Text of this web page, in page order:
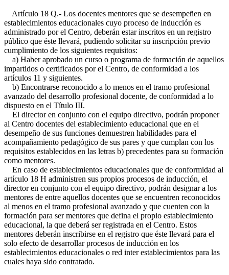
Artículo 18 Q.- Los docentes mentores que se desempeñen en
establecimientos educacionales cuyo proceso de inducción es
administrado por el Centro, deberán estar inscritos en un registro
público que éste llevará, pudiendo solicitar su inscripción previo
cumplimiento de los siguientes requisitos:
a) Haber aprobado un curso o programa de formación de aquellos
impartidos o certificados por el Centro, de conformidad a los
artículos 11 y siguientes.
b) Encontrarse reconocido a lo menos en el tramo profesional
avanzado del desarrollo profesional docente, de conformidad a lo
dispuesto en el Título III.
El director en conjunto con el equipo directivo, podrán proponer
al Centro docentes del establecimiento educacional que en el
desempeño de sus funciones demuestren habilidades para el
acompañamiento pedagógico de sus pares y que cumplan con los
requisitos establecidos en las letras b) precedentes para su formación
como mentores.
En caso de establecimientos educacionales que de conformidad al
artículo 18 H administren sus propios procesos de inducción, el
director en conjunto con el equipo directivo, podrán designar a los
mentores de entre aquellos docentes que se encuentren reconocidos
al menos en el tramo profesional avanzado y que cuenten con la
formación para ser mentores que defina el propio establecimiento
educacional, la que deberá ser registrada en el Centro. Estos
mentores deberán inscribirse en el registro que éste llevará para el
solo efecto de desarrollar procesos de inducción en los
establecimientos educacionales o red inter establecimientos para las
cuales haya sido contratado.